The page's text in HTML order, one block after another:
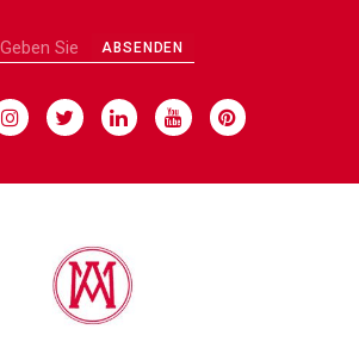
ABSENDEN